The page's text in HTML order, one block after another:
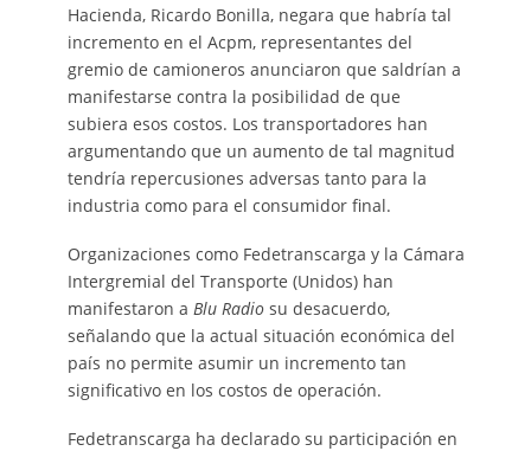
Hacienda, Ricardo Bonilla, negara que habría tal
incremento en el Acpm, representantes del
gremio de camioneros anunciaron que saldrían a
manifestarse contra la posibilidad de que
subiera esos costos. Los transportadores han
argumentando que un aumento de tal magnitud
tendría repercusiones adversas tanto para la
industria como para el consumidor final.
Organizaciones como Fedetranscarga y la Cámara
Intergremial del Transporte (Unidos) han
manifestaron a Blu Radiosu desacuerdo,
señalando que la actual situación económica del
país no permite asumir un incremento tan
significativo en los costos de operación.
Fedetranscarga ha declarado su participación en